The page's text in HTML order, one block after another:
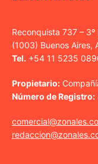
Reconquista 737 – 3º
(1003) Buenos Aires,
Tel. +54 11 5235
Propietario:
Número de Registro: